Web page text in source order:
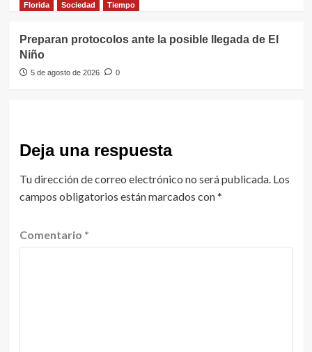
Florida
Sociedad Tiempo
Preparan protocolos ante la posible llegada de El
Niño
5 de agosto de 2026 0
Deja una respuesta
Tu dirección de correo electrónico no será publicada. Los
campos obligatorios están marcados con*
Comentario *